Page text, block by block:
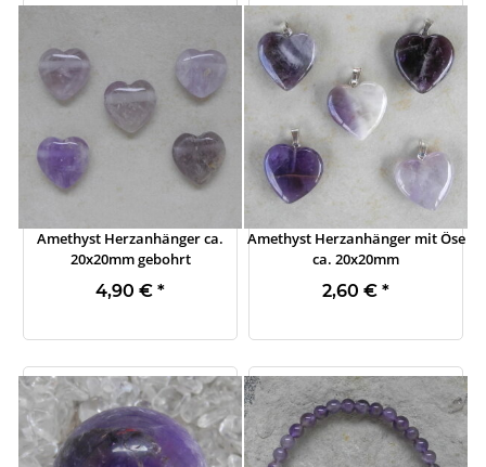
Amethyst Herzanhänger ca.
20x20mm gebohrt
4,90 € *
Amethyst Herzanhänger mit Öse
ca. 20x20mm
2,60 € *